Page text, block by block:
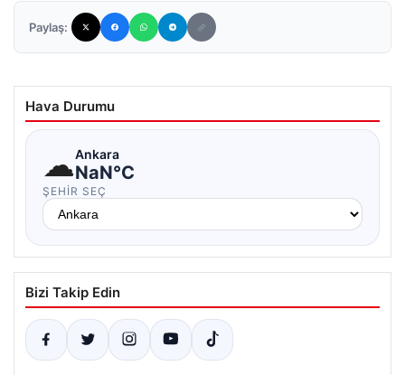
Paylaş:
Hava Durumu
☁Ankara
NaN°C
ŞEHIR SEÇ
Bizi Takip Edin